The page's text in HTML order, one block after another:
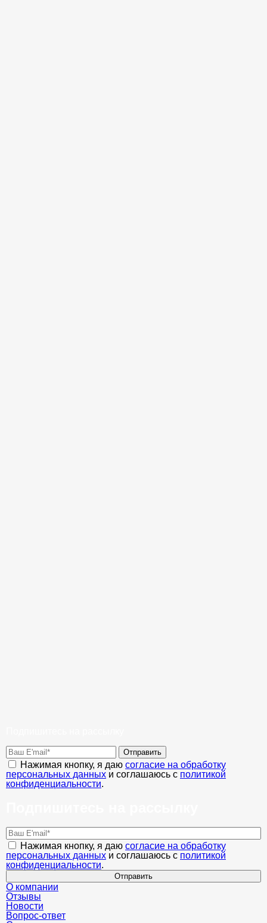
Отправить
Нажимая кнопку, я даю согласие на обработку
персональных данных и соглашаюсь с политикой
конфиденциальности.
Нажимая кнопку, я даю согласие на обработку
персональных данных и соглашаюсь с политикой
конфиденциальности.
Отправить
О компании
Отзывы
Новости
Вопрос-ответ